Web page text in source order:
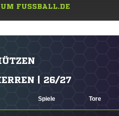
FUSSBALL.DE
| 26/27
Spiele Tore